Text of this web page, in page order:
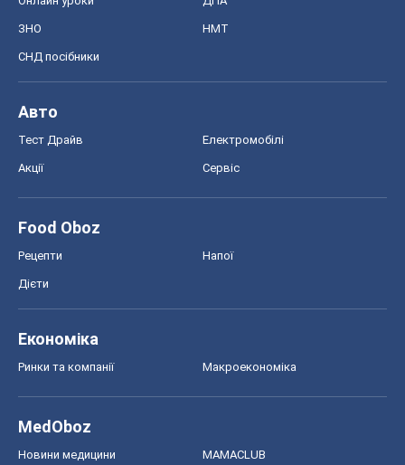
ЗНО НМТ
СНД посібники
Авто
Тест Драйв Електромобілі
Акції Сервіс
Food Oboz
Рецепти Напої
Дієти
Економіка
Ринки та компанії Макроекономіка
MedOboz
Новини медицини MAMACLUB